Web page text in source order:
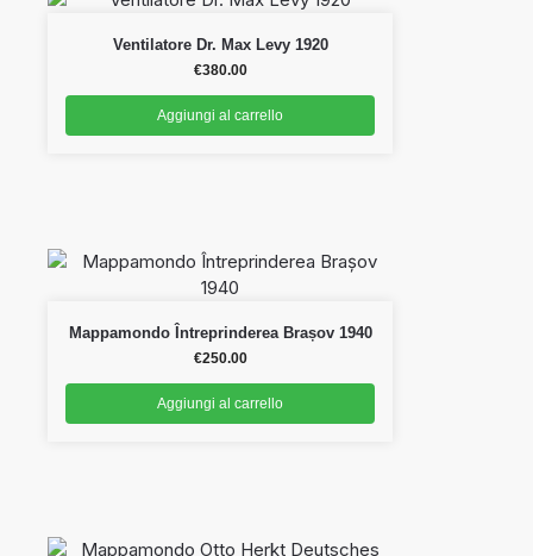
Ventilatore Dr. Max Levy 1920
€380.00
Aggiungi al carrello
Mappamondo Întreprinderea Brașov 1940
€250.00
Aggiungi al carrello